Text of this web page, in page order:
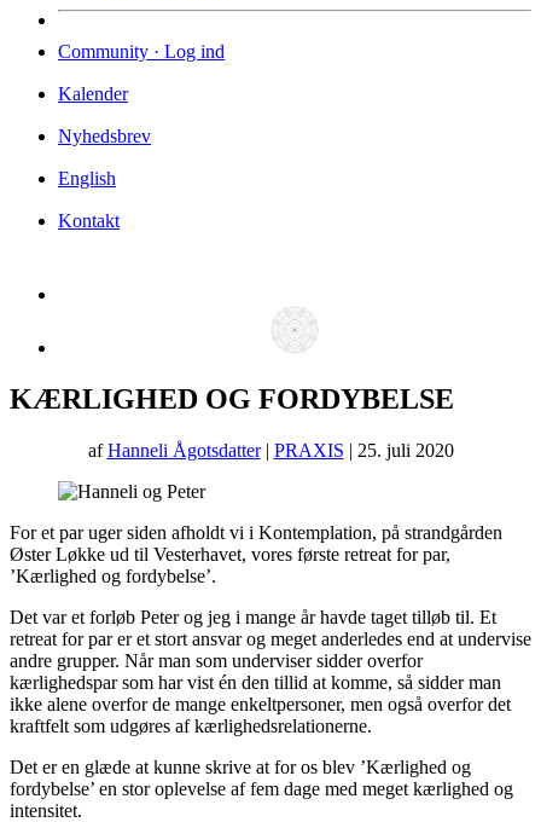
Community · Log ind
Kalender
Nyhedsbrev
English
Kontakt
KÆRLIGHED OG FORDYBELSE
afHanneli Ågotsdatter| PRAXIS | 25. juli 2020
For et par uger siden afholdt vi i Kontemplation, på strandgården
Øster Løkke ud til Vesterhavet, vores første retreat for par,
’Kærlighed og fordybelse’.
Det var et forløb Peter og jeg i mange år havde taget tilløb til. Et
retreat for par er et stort ansvar og meget anderledes end at undervise
andre grupper. Når man som underviser sidder overfor
kærlighedspar som har vist én den tillid at komme, så sidder man
ikke alene overfor de mange enkeltpersoner, men også overfor det
kraftfelt som udgøres af kærlighedsrelationerne.
Det er en glæde at kunne skrive at for os blev ’Kærlighed og
fordybelse’ en stor oplevelse af fem dage med meget kærlighed og
intensitet.